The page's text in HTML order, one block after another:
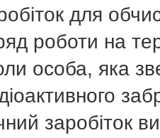
для
роботи на
особа, яка
заробіток